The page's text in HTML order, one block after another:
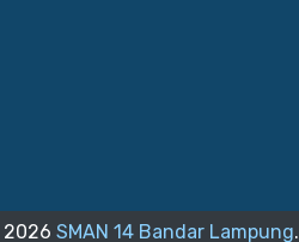
2026 SMAN 14 Bandar Lampung.